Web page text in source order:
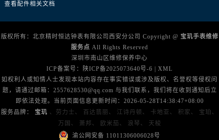
广西壮族自治区贵港市港北区港城街道布山大道与仙衣路交叉口宝玑售后服务中心（需提前预约）
广西壮族自治区来宾市兴宾区桂中大道宝玑售后服务中心（需提前预约）
广西壮族自治区柳州市城中区中山中路宝玑售后服务中心（需提前预约）
广西壮族自治区钦州市钦南区金海湾东大街宝玑售后服务中心（需提前预约）
查看配件相关文档
版权所有：北京精时恒达钟表有限公司西安分公司 Copyright @ 宝玑手表维修
服务点 All Rights Reserved
深圳市南山区维修保养中心
ICP备案号：
陕ICP备2025073640号-6
XML
如权利人或知情人士发现本站内容存在事实错误或涉及版权、名誉权等侵权问
题，请通过邮箱：2557628530@qq.com 与我们联系，我们将在收到通知后立
即依法处理。当前页面信息更新时间：2026-05-28T14:38:47+08:00
服务品牌： 宝玑 、劳力士、 百达翡丽、 江诗丹顿、 卡地亚、 积家、
宝珀、
万国、
萧邦、 欧米茄、 浪琴、
天梭
渝公网安备 11011306006028号